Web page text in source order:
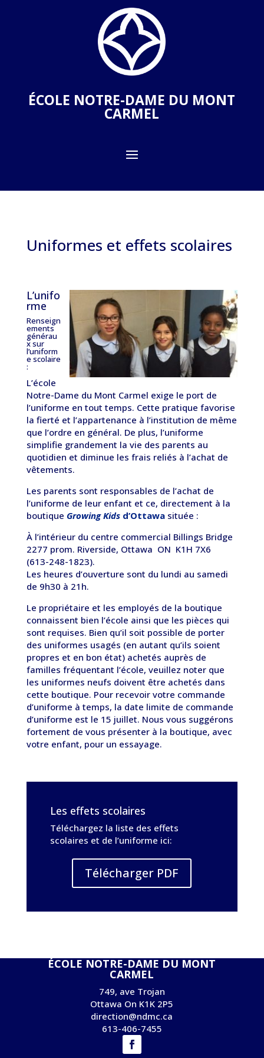
ÉCOLE NOTRE-DAME DU MONT
CARMEL
Uniformes et effets scolaires
L’unifo
rme
Renseign
ements
générau
x sur
l’uniform
e scolaire
:
L’école
Notre-Dame du Mont Carmel exige le port de
l’uniforme en tout temps. Cette pratique favorise
la fierté et l’appartenance à l’institution de même
que l’ordre en général. De plus, l’uniforme
simplifie grandement la vie des parents au
quotidien et diminue les frais reliés à l’achat de
vêtements.
Les parents sont responsables de l’achat de
l’uniforme de leur enfant et ce, directement à la
boutique Growing Kidsd’Ottawasituée :
À l’intérieur du centre commercial Billings Bridge
2277 prom. Riverside, Ottawa ON K1H 7X6
(613-248-1823).
Les heures d’ouverture sont du lundi au samedi
de 9h30 à 21h.
Le propriétaire et les employés de la boutique
connaissent bien l’école ainsi que les pièces qui
sont requises. Bien qu’il soit possible de porter
des uniformes usagés (en autant qu’ils soient
propres et en bon état) achetés auprès de
familles fréquentant l’école, veuillez noter que
les uniformes neufs doivent être achetés dans
cette boutique. Pour recevoir votre commande
d’uniforme à temps, la date limite de commande
d’uniforme est le 15 juillet. Nous vous suggérons
fortement de vous présenter à la boutique, avec
votre enfant, pour un essayage.
Les effets scolaires
Téléchargez la liste des effets
scolaires et de l’uniforme ici:
Télécharger PDF
ÉCOLE NOTRE-DAME DU MONT
CARMEL
749, ave Trojan
Ottawa On K1K 2P5
direction@ndmc.ca
613-406-7455